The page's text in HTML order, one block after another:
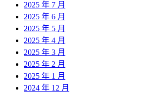
2025 年 7 月
2025 年 6 月
2025 年 5 月
2025 年 4 月
2025 年 3 月
2025 年 2 月
2025 年 1 月
2024 年 12 月